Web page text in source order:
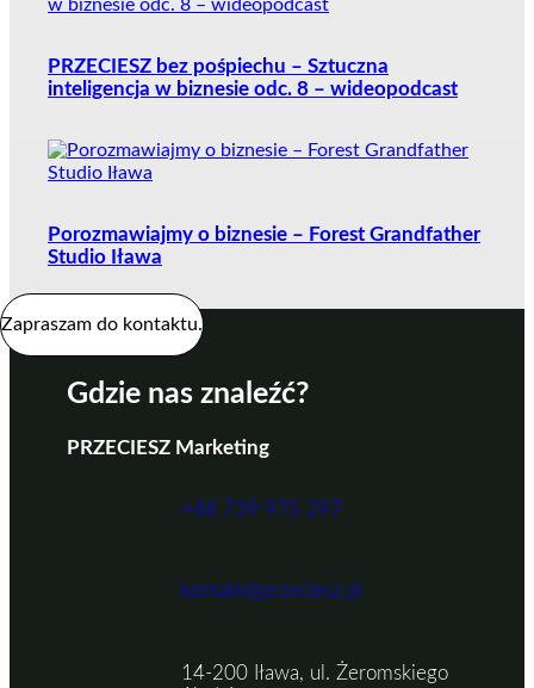
PRZECIESZ bez pośpiechu – Sztuczna
inteligencja w biznesie odc. 8 – wideopodcast
Porozmawiajmy o biznesie – Forest Grandfather
Studio Iława
Gdzie nas znaleźć?
PRZECIESZ Marketing
+48 739 975 297
kontakt@przeciesz.pl
14-200 Iława, ul. Żeromskiego
Zapraszam do kontaktu.